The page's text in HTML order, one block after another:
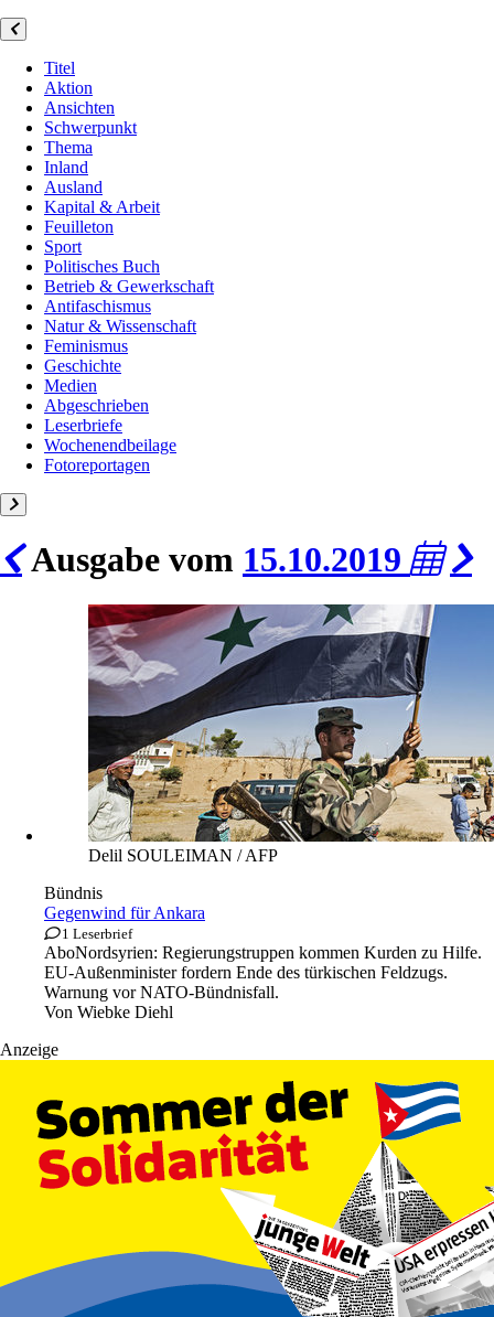
Titel
Aktion
Ansichten
Schwerpunkt
Thema
Inland
Ausland
Kapital & Arbeit
Feuilleton
Sport
Politisches Buch
Betrieb & Gewerkschaft
Antifaschismus
Natur & Wissenschaft
Feminismus
Geschichte
Medien
Abgeschrieben
Leserbriefe
Wochenendbeilage
Fotoreportagen
Ausgabe vom 15.10.2019
Delil SOULEIMAN / AFP
Bündnis
Gegenwind für Ankara
1 Leserbrief
AboNordsyrien: Regierungstruppen kommen Kurden zu Hilfe.
EU-Außenminister fordern Ende des türkischen Feldzugs.
Warnung vor NATO-Bündnisfall.
Von Wiebke Diehl
Anzeige